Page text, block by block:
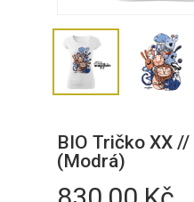
BIO Tričko XX
(Modrá)